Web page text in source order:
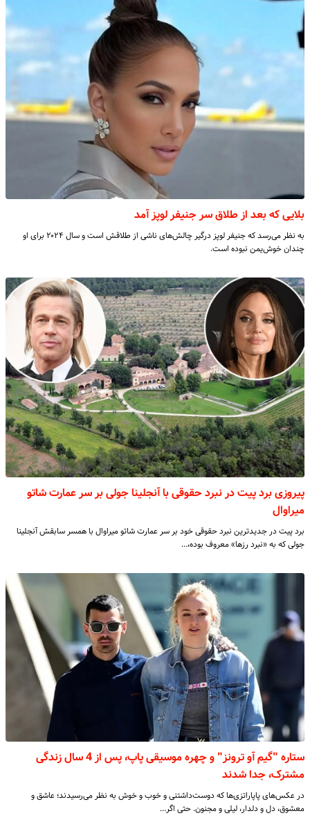
بلایی که بعد از طلاق سر جنیفر لوپز آمد
به نظر می‌رسد که جنیفر لوپز درگیر چالش‌های ناشی از طلاقش است و سال ۲۰۲۴ برای او
چندان خوش‌یمن نبوده است.
پیروزی برد پیت در نبرد حقوقی با آنجلینا جولی بر سر عمارت شاتو
میراوال
برد پیت در جدیدترین نبرد حقوقی خود بر سر عمارت شاتو میراوال با همسر سابقش آنجلینا
جولی که به «نبرد رزها» معروف بوده،…
ستاره‌ "گیم آو ترونز" و چهره‌ موسیقی پاپ، پس از 4 سال زندگی
مشترک، جدا شدند
در عکس‌های پاپاراتزی‌ها که دوست‌داشتنی و خوب و خوش به نظر می‌رسیدند؛ عاشق و
معشوق، دل و دلدار، لیلی و مجنون. حتی اگر…